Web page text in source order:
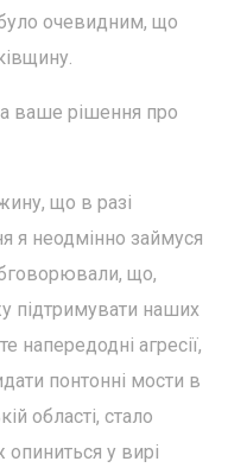
очевидним, що
ваше рішення про
що в разі
я неодмінно займуся
що,
підтримувати наших
напередодні агресії,
понтонні мости в
області, стало
у вирі